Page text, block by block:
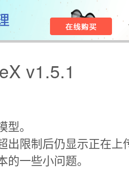
v1.5.1
。
出限制后仍显示正在上
一些小问题。